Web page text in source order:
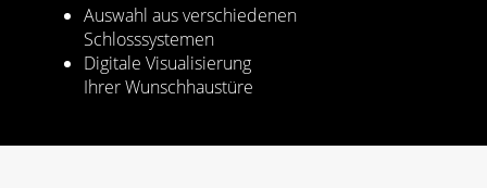
Auswahl aus verschiedenen
Schlosssystemen
Digitale Visualisierung
Ihrer Wunschhaustüre